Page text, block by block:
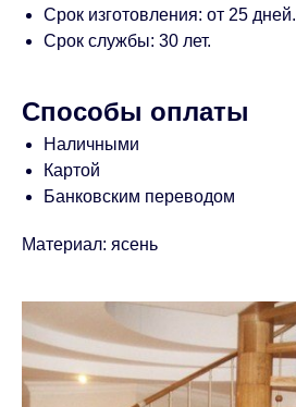
Срок изготовления: от 25 дней.
Срок службы: 30 лет.
Способы оплаты
Наличными
Картой
Банковским переводом
Материал: ясень